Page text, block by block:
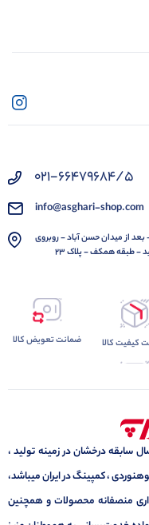
021-66479684/5
info@asghari-shop.com
از میدان حسن آباد - روبروی
- طبقه همکف - پلاک 23
کیفیت کالا ضمانت تعویض کالا
شاپ یک فروشگاه اینترنتی پربازدید با 15 سال سابقه درخشان در زمینه تولید ،
، کمپینگ در ایران میباشد،
منصفانه محصولات و همچنین